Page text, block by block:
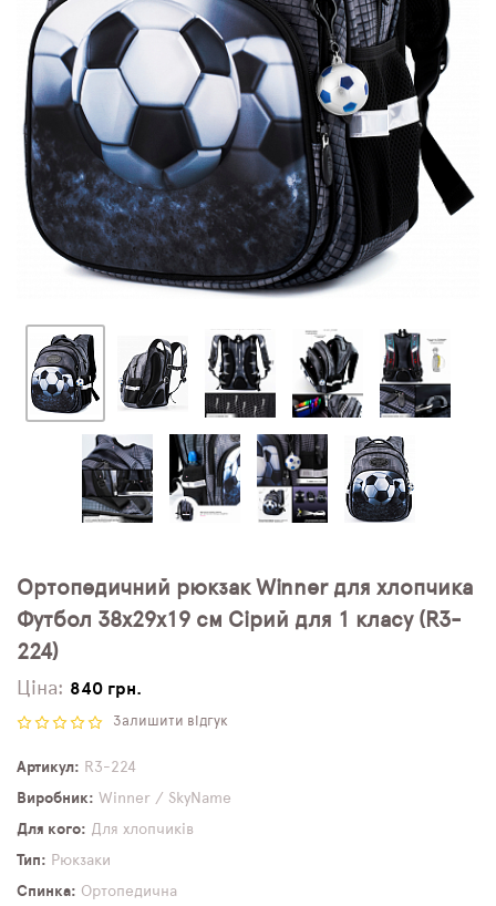
РОЗПРОДАЖ
Ортопедичний рюкзак Winner для хлопчика
Футбол 38х29х19 см Сірий для 1 класу (R3-
224)
Ціна: 840 грн.
Залишити відгук
Артикул
R3-224
Виробник
Winner / SkyName
Для кого
Для хлопчиків
Тип
Рюкзаки
Спинка
Ортопедична